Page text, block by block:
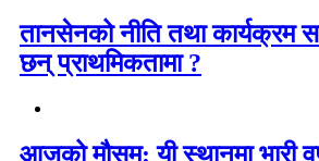
तानसेनको नीति तथा कार्यक्रम
छन् प्राथमिकतामा ?
आजको मौसम: यी स्थानमा भारी